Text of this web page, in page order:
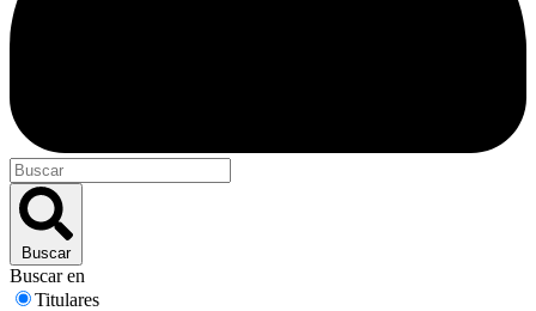
Buscar
Buscar en
Titulares